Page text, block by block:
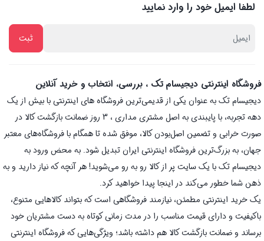
لطفا ایمیل خود را وارد نمایید
فروشگاه اینترنتی دیجیسام تک ، بررسی، انتخاب و خرید آنلاین
دیجیسام تک به عنوان یکی از قدیمی‌ترین فروشگاه های اینترنتی با بیش از یک
دهه تجربه، با پایبندی به اصل مشتری مداری ، 3 روز ضمانت بازگشت کالا در
صورت خرابی و تضمین اصل‌بودن کالا، موفق شده تا همگام با فروشگاه‌های معتبر
جهان، به بزرگ‌ترین فروشگاه اینترنتی ایران تبدیل شود. به محض ورود به
دیجیسام تک با یک سایت پر از کالا رو به رو می‌شوید! هر آنچه که نیاز دارید و به
ذهن شما خطور می‌کند در اینجا پیدا خواهید کرد.
یک خرید اینترنتی مطمئن، نیازمند فروشگاهی است که بتواند کالاهایی متنوع،
باکیفیت و دارای قیمت مناسب را در مدت زمانی کوتاه به دست مشتریان خود
برساند و ضمانت بازگشت کالا هم داشته باشد؛ ویژگی‌هایی که فروشگاه اینترنتی